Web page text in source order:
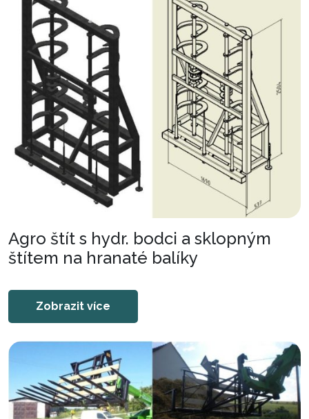
Agro štít s hydr. bodci a sklopným
štítem na hranaté balíky
Zobrazit více